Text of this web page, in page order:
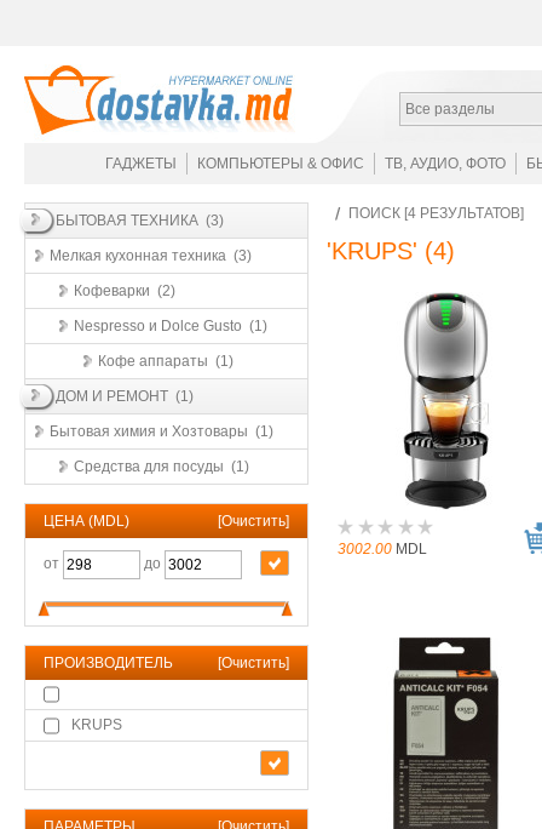
Все разделы
ГАДЖЕТЫ КОМПЬЮТЕРЫ & ОФИС ТВ, АУДИО, ФОТО
БЫТОВАЯ ТЕХНИКА (3)
Мелкая кухонная техника (3)
Кофеварки (2)
Nespresso и Dolce Gusto (1)
Кофе аппараты (1)
ДОМ И РЕМОНТ (1)
Бытовая химия и Хозтовары (1)
Средства для посуды (1)
ЦЕНА (MDL) [Очистить]
от до
ПРОИЗВОДИТЕЛЬ [Очистить]
KRUPS
ПОИСК [4 РЕЗУЛЬТАТОВ]
'KRUPS' (4)
3002.00 MDL